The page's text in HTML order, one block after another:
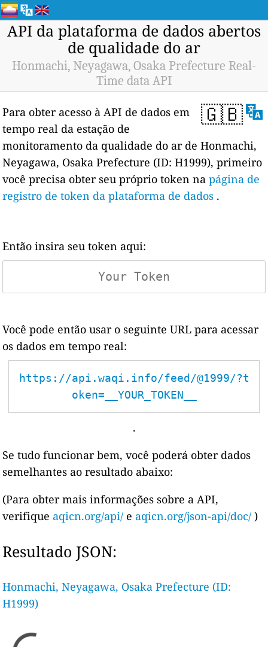
API da plataforma de dados abertos
de qualidade do ar
Honmachi, Neyagawa, Osaka Prefecture Real-
Time data API
🇬🇧
Para obter acesso à API de dados em
tempo real da estação de
monitoramento da qualidade do ar de Honmachi,
Neyagawa, Osaka Prefecture (ID: H1999), primeiro
você precisa obter seu próprio token napágina de
registro de token da plataforma de dados .
Então insira seu token aqui:
Você pode então usar o seguinte URL para acessar
os dados em tempo real:
https://api.waqi.info/feed/@1999/?t
oken=__YOUR_TOKEN__
.
Se tudo funcionar bem, você poderá obter dados
semelhantes ao resultado abaixo:
(Para obter mais informações sobre a API,
verifique aqicn.org/api/ e aqicn.org/json-api/doc/ )
Resultado JSON:
Honmachi, Neyagawa, Osaka Prefecture (ID:
H1999)